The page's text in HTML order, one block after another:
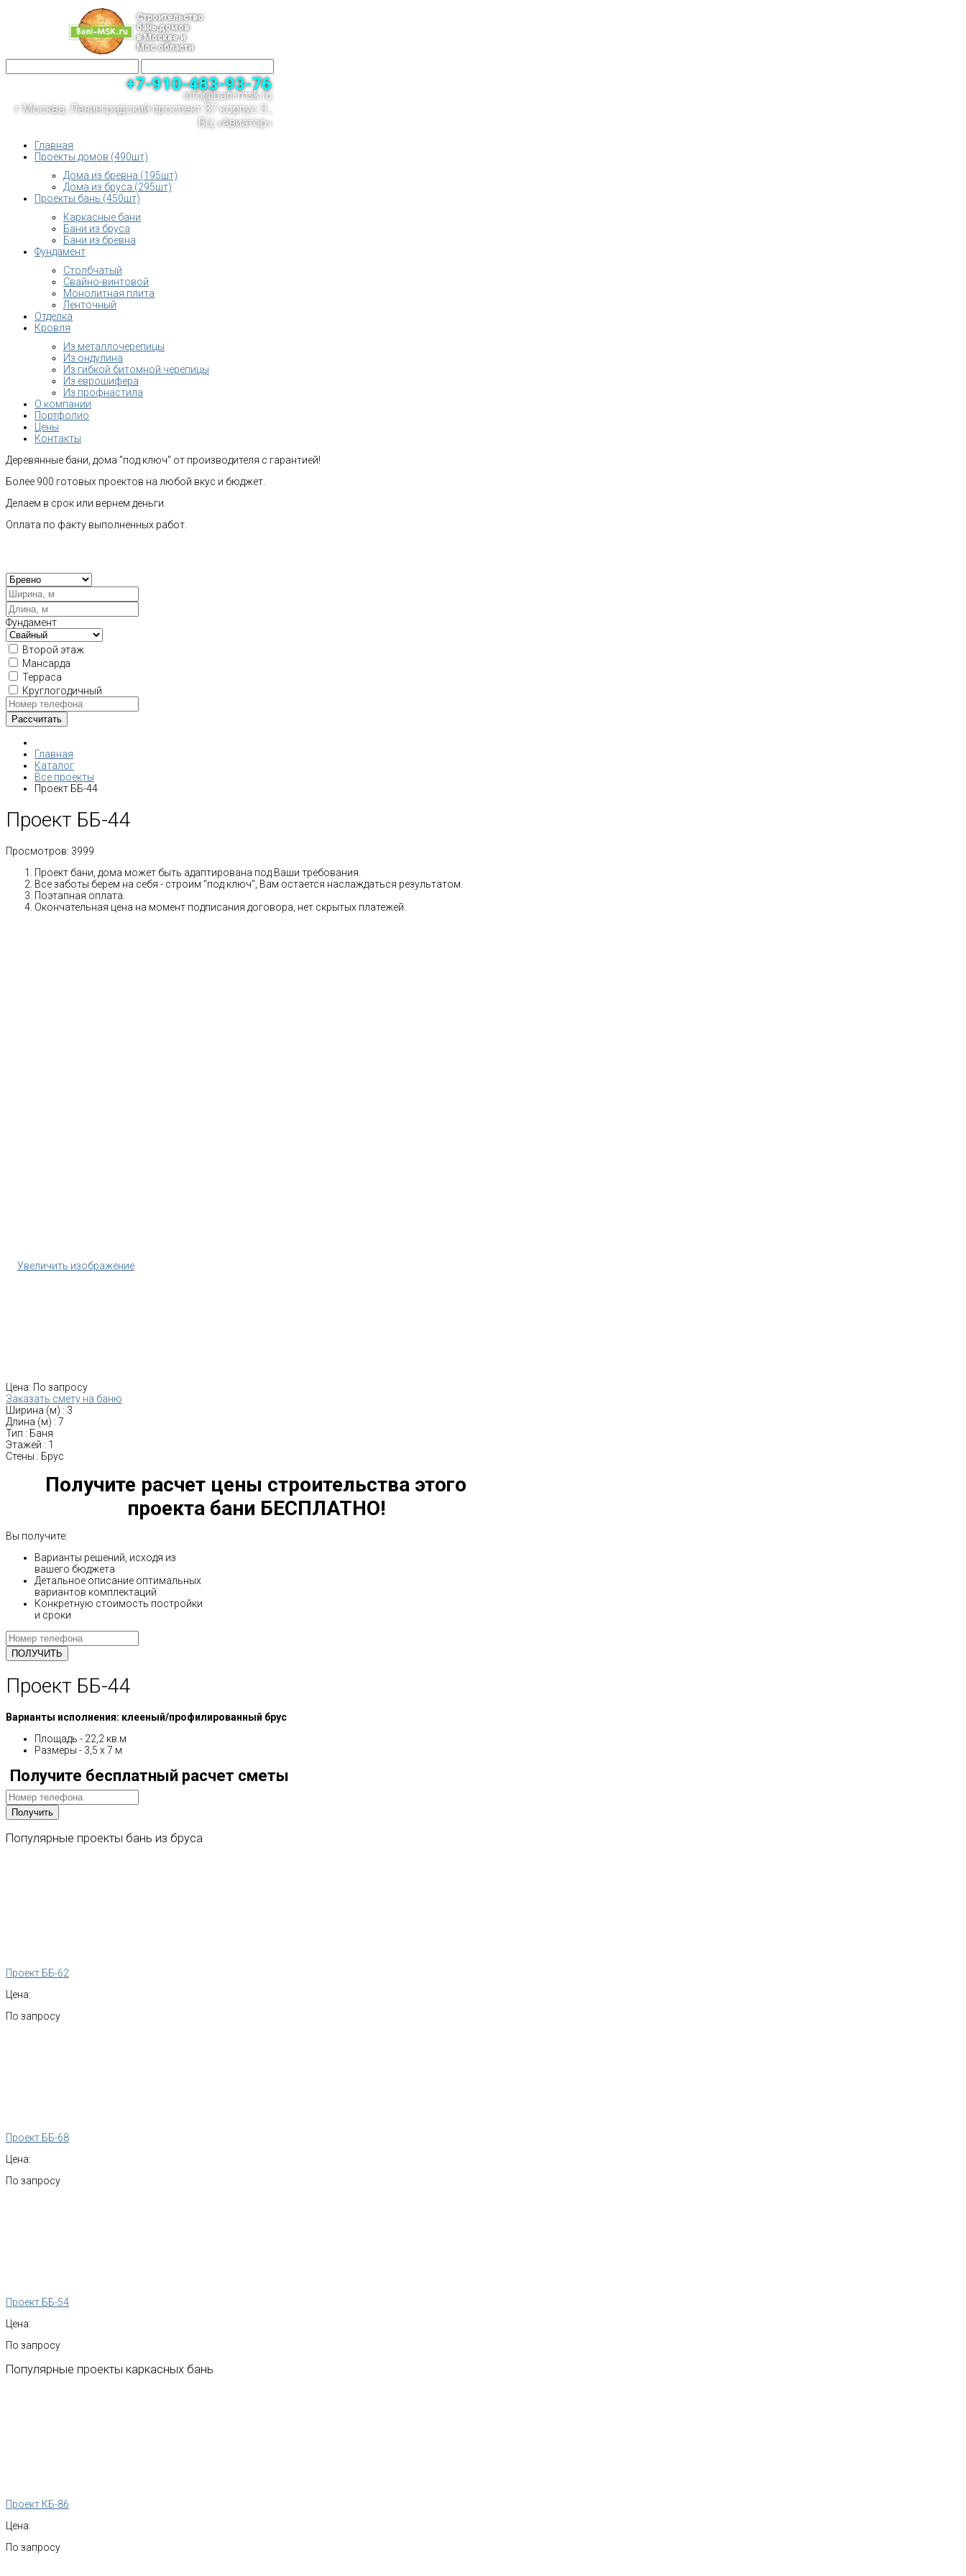
Строительство
бань,домов
в Москве и
Мос.области
+7-910-483-93-76
info@bani-msk.ru
г.Москва, Ленинградский проспект 37 корпус 3 ,
БЦ «Авиатор»
Главная
Проекты домов (490шт)
Дома из бревна (195шт)
Дома из бруса (295шт)
Проекты бань (450шт)
Каркасные бани
Бани из бруса
Бани из бревна
Фундамент
Столбчатый
Свайно-винтовой
Монолитная плита
Ленточный
Отделка
Кровля
Из металлочерепицы
Из ондулина
Из гибкой битомной черепицы
Из еврошифера
Из профнастила
О компании
Портфолио
Цены
Контакты
Деревянные бани, дома "под ключ" от производителя с гарантией!
Более 900 готовых проектов на любой вкус и бюджет.
Делаем в срок или вернем деньги.
Оплата по факту выполненных работ.
Фундамент
Второй этаж
Мансарда
Терраса
Круглогодичный
Главная
Каталог
Все проекты
Проект ББ-44
Проект ББ-44
Просмотров: 3999
Проект бани, дома может быть адаптирована под Ваши требования.
Все заботы берем на себя - строим "под ключ", Вам остается наслаждаться результатом.
Поэтапная оплата.
Окончательная цена на момент подписания договора, нет скрытых платежей.
Увеличить изображение
Цена: По запросу
Заказать смету на баню
Ширина (м) : 3
Длина (м) : 7
Тип : Баня
Этажей : 1
Стены : Брус
Получите расчет цены строительства этого
проекта бани БЕСПЛАТНО!
Вы получите:
Варианты решений, исходя из
вашего бюджета
Детальное описание оптимальных
вариантов комплектаций
Конкретную стоимость постройки
и сроки
Проект ББ-44
Варианты исполнения: клееный/профилированный брус
Площадь - 22,2 кв.м
Размеры - 3,5 х 7 м
Получите бесплатный расчет сметы
Популярные проекты бань из бруса
Проект ББ-62
Цена:
По запросу
Проект ББ-68
Цена:
По запросу
Проект ББ-54
Цена:
По запросу
Популярные проекты каркасных бань
Проект КБ-86
Цена:
По запросу